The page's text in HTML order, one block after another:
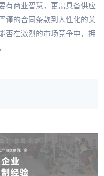
有商业智慧，更需具备供应
谨的合同条款到人性化的关
否在激烈的市场竞争中，拥